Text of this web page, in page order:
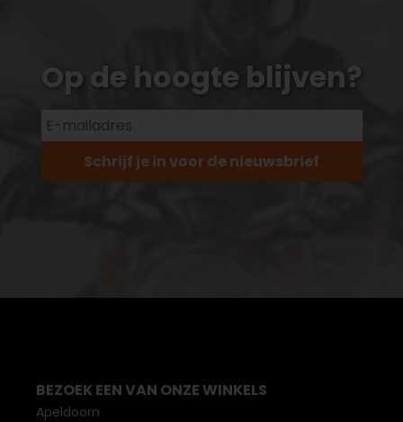
Op de hoogte blijven?
Schrijf je in voor de nieuwsbrief
BEZOEK EEN VAN ONZE WINKELS
Apeldoorn